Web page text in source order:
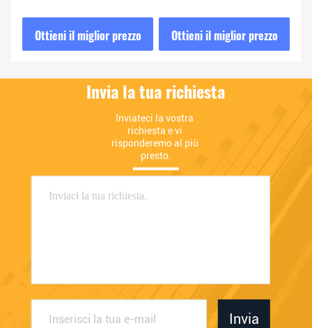
Ottieni il miglior prezzo
accensione auto
Ottieni il miglior prezzo
Invia la tua richiesta
Inviateci la vostra
richiesta e vi
risponderemo al più
presto.
Invia